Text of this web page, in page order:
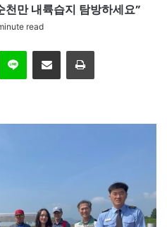
천만 내륙습지 탐방하세요”
read
이메일